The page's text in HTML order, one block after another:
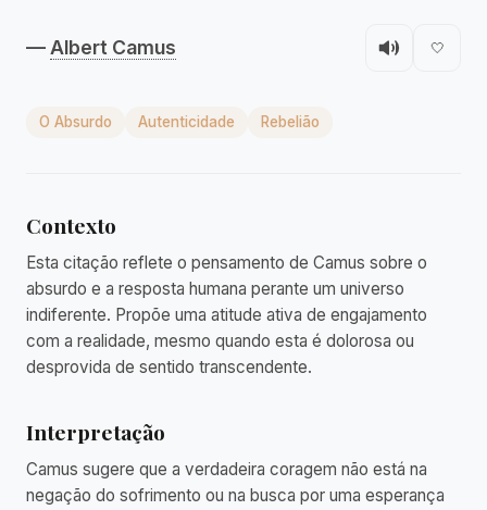
— Albert Camus 🤍
O Absurdo Autenticidade Rebelião
Contexto
Esta citação reflete o pensamento de Camus sobre o
absurdo e a resposta humana perante um universo
indiferente. Propõe uma atitude ativa de engajamento
com a realidade, mesmo quando esta é dolorosa ou
desprovida de sentido transcendente.
Interpretação
Camus sugere que a verdadeira coragem não está na
negação do sofrimento ou na busca por uma esperança